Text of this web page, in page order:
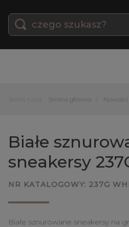
Jesteś tutaj: Strona główna Nowości
Białe
sneakersy
NR KATALOGOWY: 237G
Białe sznurowane sneakersy na